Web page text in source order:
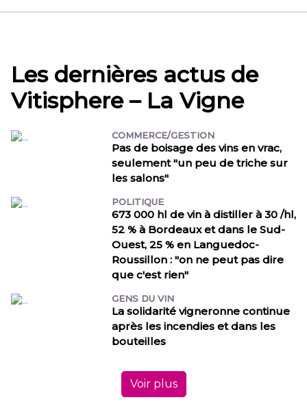
Les dernières actus de
Vitisphere – La Vigne
COMMERCE/GESTION
Pas de boisage des vins en vrac,
seulement "un peu de triche sur
les salons"
POLITIQUE
673 000 hl de vin à distiller à 30 /hl,
52 % à Bordeaux et dans le Sud-
Ouest, 25 % en Languedoc-
Roussillon : "on ne peut pas dire
que c'est rien"
GENS DU VIN
La solidarité vigneronne continue
après les incendies et dans les
bouteilles
Voir plus